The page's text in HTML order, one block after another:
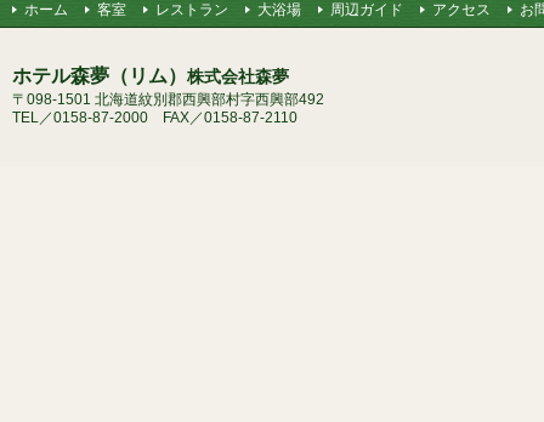
ホーム 客室 レストラン 大浴場 周辺ガイド アクセス お
ホテル森夢（リム） 株式会社森夢
〒098-1501 北海道紋別郡西興部村字西興部492
TEL／0158-87-2000 FAX／0158-87-2110